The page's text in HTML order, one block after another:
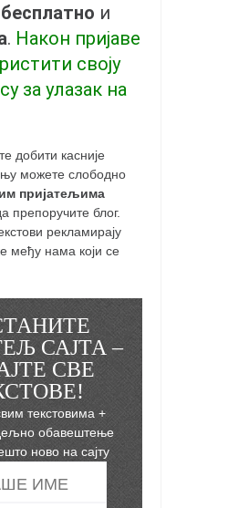
бесплатно и
. Након пријаве
своју
за улазак на
добити касније
можете слободно
пријатељима
препоручите блог.
рекламирају
међу нама који се
САЈТА –
СВЕ
текстовима +
обавештење
ново на сајту